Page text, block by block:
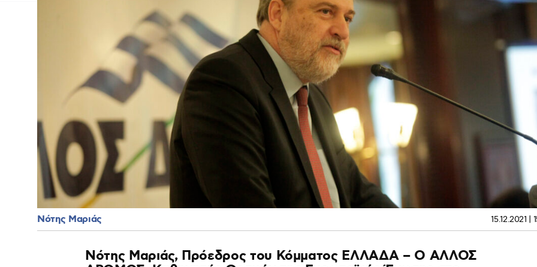
Νότης Μαριάς 15.12.2021 |
Νότης Μαριάς, Πρόεδρος του Κόμματος ΕΛΛΑΔΑ – Ο ΑΛΛΟΣ